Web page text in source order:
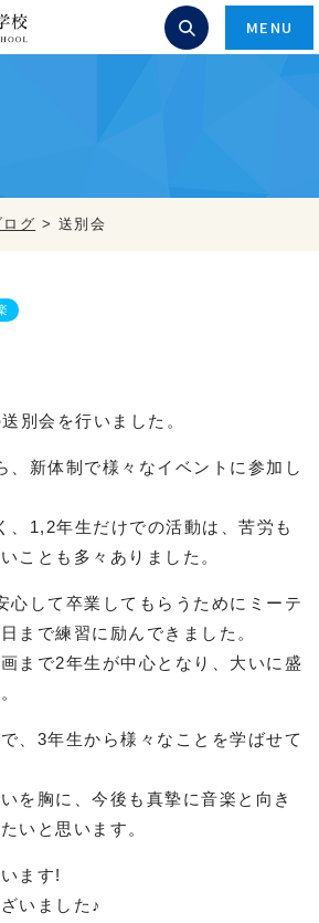
MENU
グ > 送別会
別会を行いました。
、新体制で様々なイベントに参加し
、1,2年生だけでの活動は、苦労も
ことも多々ありました。
心して卒業してもらうためにミーテ
まで練習に励んできました。
まで2年生が中心となり、大いに盛
、3年生から様々なことを学ばせて
を胸に、今後も真摯に音楽と向き
いと思います。
ます!
いました♪